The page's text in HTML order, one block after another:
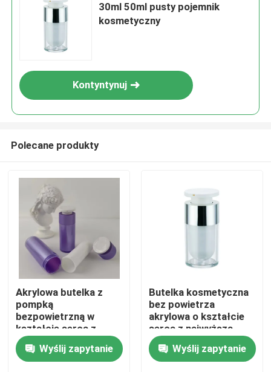
Dom
Produkty
30ml 50ml pusty pojemnik
kosmetyczny
Kontyntynuj
Polecane produkty
Akrylowa butelka z
pompką
bezpowietrzną w
kształcie serca z
niestandardowym
nadrukiem
sitodrukowym i
Wyślij zapytanie
Butelka kosmetyczna
bez powietrza
akrylowa o kształcie
serca z najwyższą
jakością do pielęgnacji
skóry
Dostosowywalna do
Wyślij zapytanie